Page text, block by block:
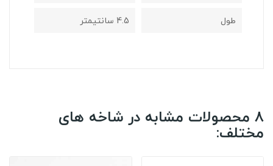
طول
4.5 سانتیمتر
8 محصولات مشابه در شاخه های
مختلف: